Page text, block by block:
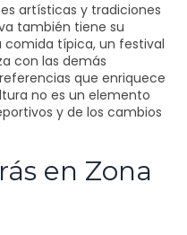
artísticas y tradiciones
también tiene su
comida típica, un festival
con las demás
que enriquece
no es un elemento
y de los cambios
en Zona